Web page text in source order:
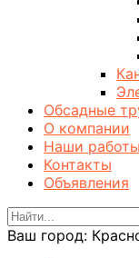
Обсадные
О компании
Наши работы
Контакты
Объявления
Ваш город: